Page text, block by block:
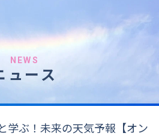
NEWS
ュース
学ぶ！未来の天気予報【オン